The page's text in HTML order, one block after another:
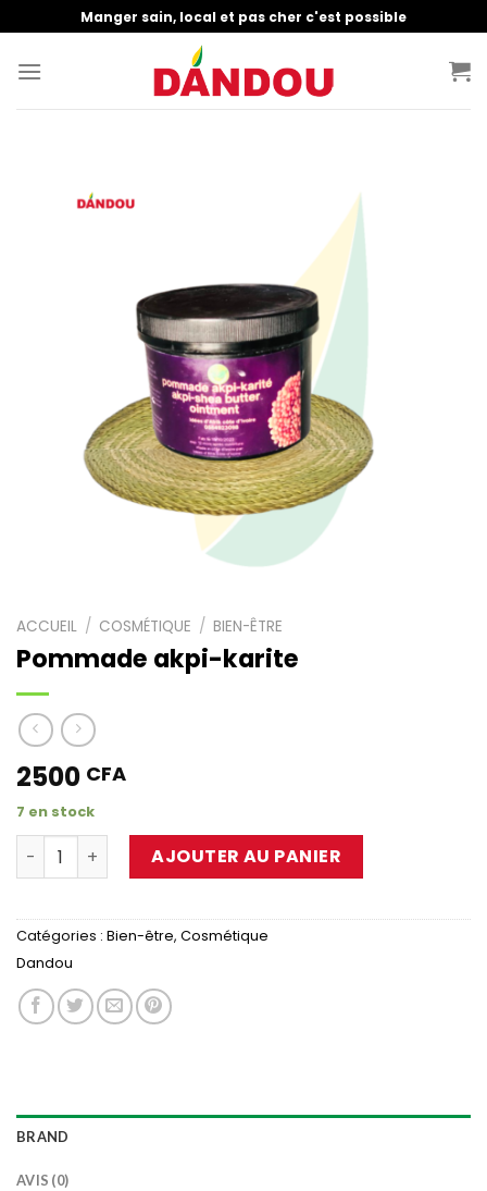
Manger sain, local et pas cher c'est possible
ACCUEIL / COSMÉTIQUE / BIEN-ÊTRE
Pommade akpi-karite
2500 CFA
7 en stock
AJOUTER AU PANIER
Catégories : Bien-être, Cosmétique
Dandou
BRAND
AVIS (0)